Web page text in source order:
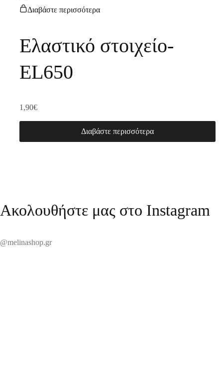
Διαβάστε περισσότερα
Ελαστικό στοιχείο-
EL650
1,90€
Διαβάστε περισσότερα
Ακολουθήστε μας στο Instagram
@melinashop.gr